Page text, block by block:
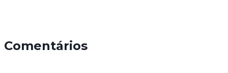
Comentários